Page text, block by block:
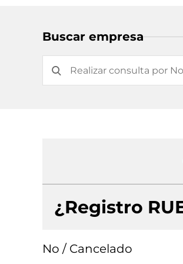
Buscar empresa
¿Registro
No / Cancelado